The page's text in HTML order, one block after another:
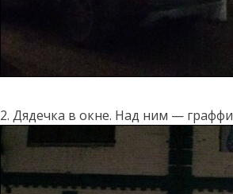
2. Дядечка в окне. Над ним —